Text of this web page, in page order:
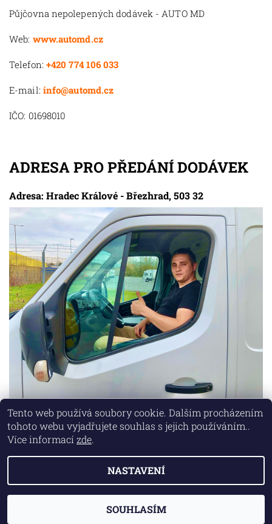
Půjčovna nepolepených dodávek - AUTO MD
Web: www.automd.cz
Telefon: +420 774 106 033
E-mail: info@automd.cz
IČO: 01698010
ADRESA PRO PŘEDÁNÍ DODÁVEK
Adresa: Hradec Králové - Březhrad, 503 32
Lokality Marketing zajišťuje společnost X-VISION
2026 © AUTO MD, všechna práva vyhrazena
Vytvořil Shoptet
Tento web používá soubory cookie. Dalším procházením
tohoto webu vyjadřujete souhlas s jejich používáním..
Více informací zde.
NASTAVENÍ
SOUHLASÍM